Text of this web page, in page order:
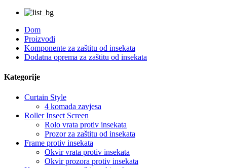
Dom
Proizvodi
Komponente za zaštitu od insekata
Dodatna oprema za zaštitu od insekata
Kategorije
Curtain Style
4 komada zavjesa
Roller Insect Screen
Rolo vrata protiv insekata
Prozor za zaštitu od insekata
Frame protiv insekata
Okvir vrata protiv insekata
Okvir prozora protiv insekata